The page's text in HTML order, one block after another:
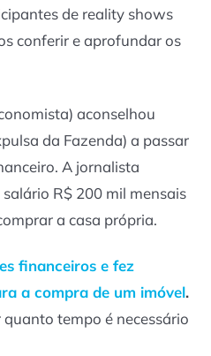
de reality shows
conferir e aprofundar os
aconselhou
da Fazenda) a passar
A jornalista
R$ 200 mil mensais
a casa própria.
financeiros e fez
a compra de um imóvel.
tempo é necessário